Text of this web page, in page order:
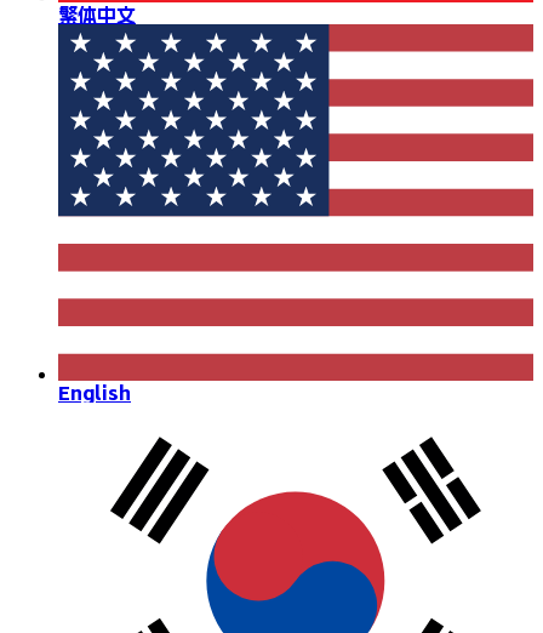
繁体中文
English